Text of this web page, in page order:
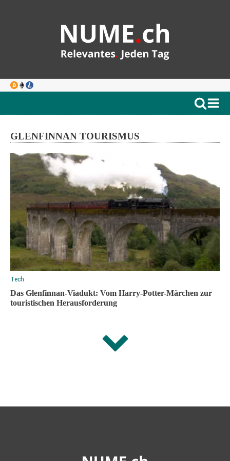
GLENFINNAN TOURISMUS
Tech
Das Glenfinnan-Viadukt: Vom Harry-Potter-Märchen zur
touristischen Herausforderung